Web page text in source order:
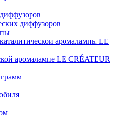
диффузоров
аромалампы LE
аромалампе LE CRÉATEUR
грамм